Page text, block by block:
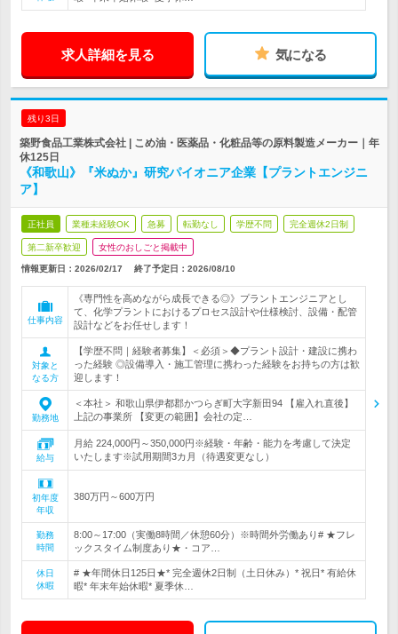
求人詳細を見る 気になる
残り3日
築野食品工業株式会社 | こめ油・医薬品・化粧品等の原料製造メーカー｜年
休125日
《和歌山》『米ぬか』研究パイオニア企業【プラントエンジニ
ア】
正社員 業種未経験OK 急募 転勤なし 学歴不問 完全週休2日制
第二新卒歓迎 女性のおしごと掲載中
情報更新日：2026/02/17 終了予定日： 2026/08/10
仕事内容
《専門性を高めながら成長できる◎》プラントエンジニアとし
て、化学プラントにおけるプロセス設計や仕様検討、設備・配管
設計などをお任せします！
対象と
なる方
【学歴不問｜経験者募集】＜必須＞◆プラント設計・建設に携わ
った経験 ◎設備導入・施工管理に携わった経験をお持ちの方は歓
迎します！
勤務地
＜本社＞ 和歌山県伊都郡かつらぎ町大字新田94 【雇入れ直後】
上記の事業所 【変更の範囲】会社の定…
給与
月給 224,000円～350,000円※経験・年齢・能力を考慮して決定
いたします※試用期間3カ月（待遇変更なし）
初年度
年収
380万円～600万円
勤務
時間
8:00～17:00（実働8時間／休憩60分）※時間外労働あり# ★フレ
ックスタイム制度あり★・コア…
休日
休暇
# ★年間休日125日★* 完全週休2日制（土日休み）* 祝日* 有給休
暇* 年末年始休暇* 夏季休…